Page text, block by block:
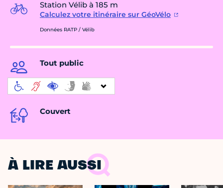
Station Vélib à 185 m
Calculez votre itinéraire sur GéoVélo
Données RATP / Vélib
Tout public
Couvert
À LIRE AUSSI